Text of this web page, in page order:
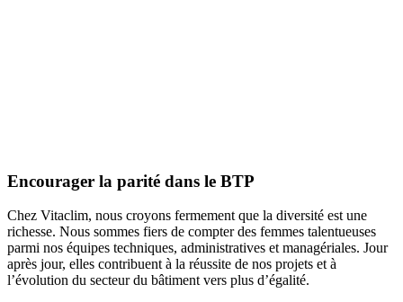
Encourager la parité dans le BTP
Chez Vitaclim, nous croyons fermement que la diversité est une
richesse. Nous sommes fiers de compter des femmes talentueuses
parmi nos équipes techniques, administratives et managériales. Jour
après jour, elles contribuent à la réussite de nos projets et à
l’évolution du secteur du bâtiment vers plus d’égalité.